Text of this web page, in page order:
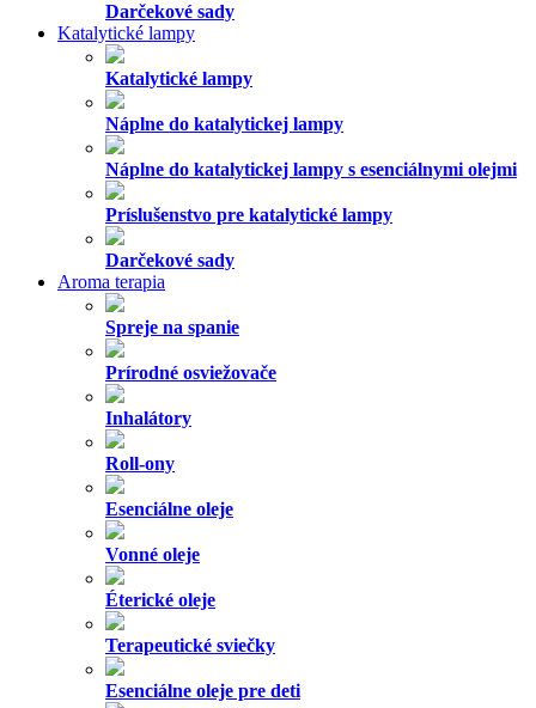
Darčekové sady
Katalytické lampy
Katalytické lampy
Náplne do katalytickej lampy
Náplne do katalytickej lampy s esenciálnymi olejmi
Príslušenstvo pre katalytické lampy
Darčekové sady
Aroma terapia
Spreje na spanie
Prírodné osviežovače
Inhalátory
Roll-ony
Esenciálne oleje
Vonné oleje
Éterické oleje
Terapeutické sviečky
Esenciálne oleje pre deti